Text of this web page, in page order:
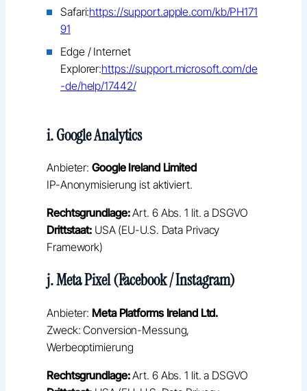
Safari:https://support.apple.com/kb/PH171
91
Edge / Internet
Explorer:https://support.microsoft.com/de
-de/help/17442/
i. Google Analytics
Anbieter: Google Ireland Limited
IP-Anonymisierung ist aktiviert.
Rechtsgrundlage:Art. 6 Abs. 1 lit. a DSGVO
Drittstaat:USA (EU-U.S. Data Privacy
Framework)
j. Meta Pixel (Facebook / Instagram)
Anbieter: Meta Platforms Ireland Ltd.
Zweck: Conversion-Messung,
Werbeoptimierung
Rechtsgrundlage:Art. 6 Abs. 1 lit. a DSGVO